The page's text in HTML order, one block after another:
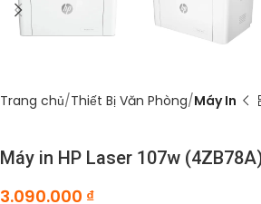
Trang chủ Thiết Bị Văn Phòng Máy In
Máy in HP Laser 107w
3.090.000 ₫